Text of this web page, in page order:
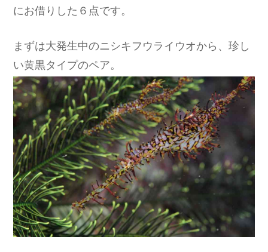
にお借りした６点です。
まずは大発生中のニシキフウライウオから、珍し
い黄黒タイプのペア。